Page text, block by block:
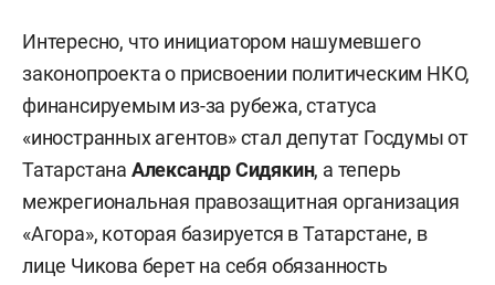
Интересно, что инициатором нашумевшего
законопроекта о присвоении политическим НКО,
финансируемым из-за рубежа, статуса
«иностранных агентов» стал депутат Госдумы от
Татарстана Александр Сидякин, а теперь
межрегиональная правозащитная организация
«Агора», которая базируется в Татарстане, в
лице Чикова берет на себя обязанность